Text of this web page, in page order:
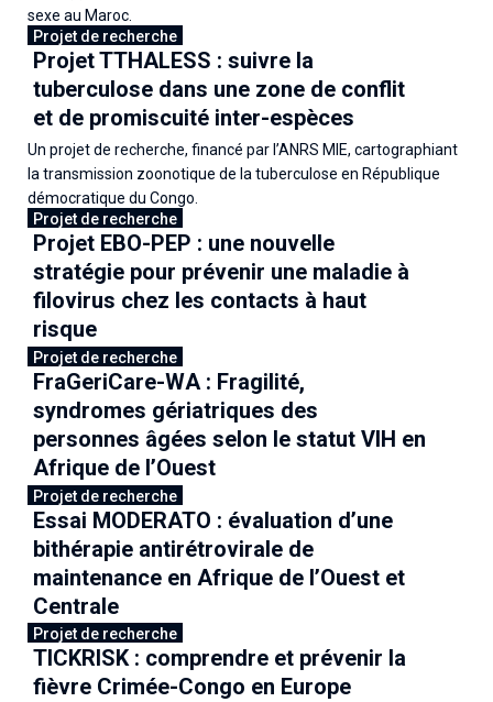
sexe au Maroc.
28 mai 2026
Projet de recherche
Projet TTHALESS : suivre la
tuberculose dans une zone de conflit
et de promiscuité inter-espèces
Un projet de recherche, financé par l’ANRS MIE, cartographiant
la transmission zoonotique de la tuberculose en République
démocratique du Congo.
30 avril 2026
Projet de recherche
Projet EBO-PEP : une nouvelle
stratégie pour prévenir une maladie à
filovirus chez les contacts à haut
risque
20 mars 2026
Projet de recherche
FraGeriCare-WA : Fragilité,
syndromes gériatriques des
personnes âgées selon le statut VIH en
Afrique de l’Ouest
16 mars 2026
Projet de recherche
Essai MODERATO : évaluation d’une
bithérapie antirétrovirale de
maintenance en Afrique de l’Ouest et
Centrale
09 mars 2026
Projet de recherche
TICKRISK : comprendre et prévenir la
fièvre Crimée-Congo en Europe